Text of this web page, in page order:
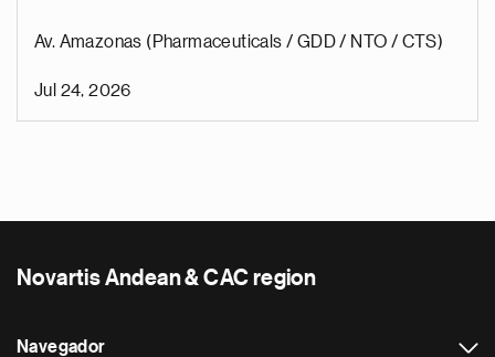
Av. Amazonas (Pharmaceuticals / GDD / NTO / CTS)
Jul 24, 2026
Novartis Andean & CAC region
Navegador